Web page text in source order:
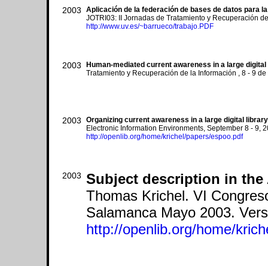
2003
Aplicación de la federación de bases de datos para
JOTRI03: II Jornadas de Tratamiento y Recuperación
http://www.uv.es/~barrueco/trabajo.PDF
2003
Human-mediated current awareness in a large
Tratamiento y Recuperación de la Información , 8 - 9
2003
Organizing current awareness in a large digital library
Electronic Information Environments, September 8 - 9,
http://openlib.org/home/krichel/papers/espoo.pdf
2003 Subject description in the
Thomas Krichel. VI
Salamanca Mayo 2003.
http://openlib.org/home/